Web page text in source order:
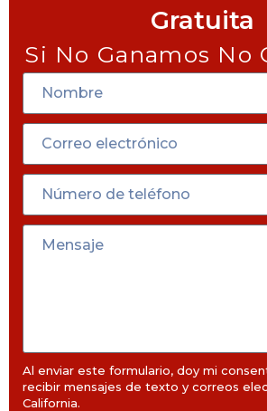
Gratuita
Si No Ganamos No
Al enviar este formulario, doy mi
recibir mensajes de texto y correos
California.